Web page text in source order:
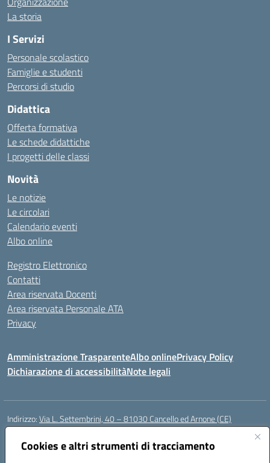
Cookies e altri strumenti di tracciamento
La storia
I Servizi
Personale scolastico
Famiglie e studenti
Percorsi di studio
Didattica
Offerta formativa
Le schede didattiche
I progetti delle classi
Novità
Le notizie
Le circolari
Calendario eventi
Albo online
Registro Elettronico
Contatti
Area riservata Docenti
Area riservata Personale ATA
Privacy
Amministrazione TrasparenteAlbo onlinePrivacy Policy
Dichiarazione di accessibilitàNote legali
Indirizzo:Via L. Settembrini, 40 – 81030 Cancello ed Arnone (CE)
Centralino:
Posta elettronica certificata (PEC):ceic818008@pec.istruzione.it